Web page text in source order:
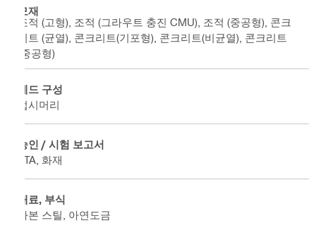
모재
조적 (고형), 조적 (그라우트 충진 CMU), 조적 (중공형), 콘크
리트 (균열), 콘크리트(기포형), 콘크리트(비균열), 콘크리트
(중공형)
헤드 구성
접시머리
승인 / 시험 보고서
ETA, 화재
재료, 부식
카본 스틸, 아연도금